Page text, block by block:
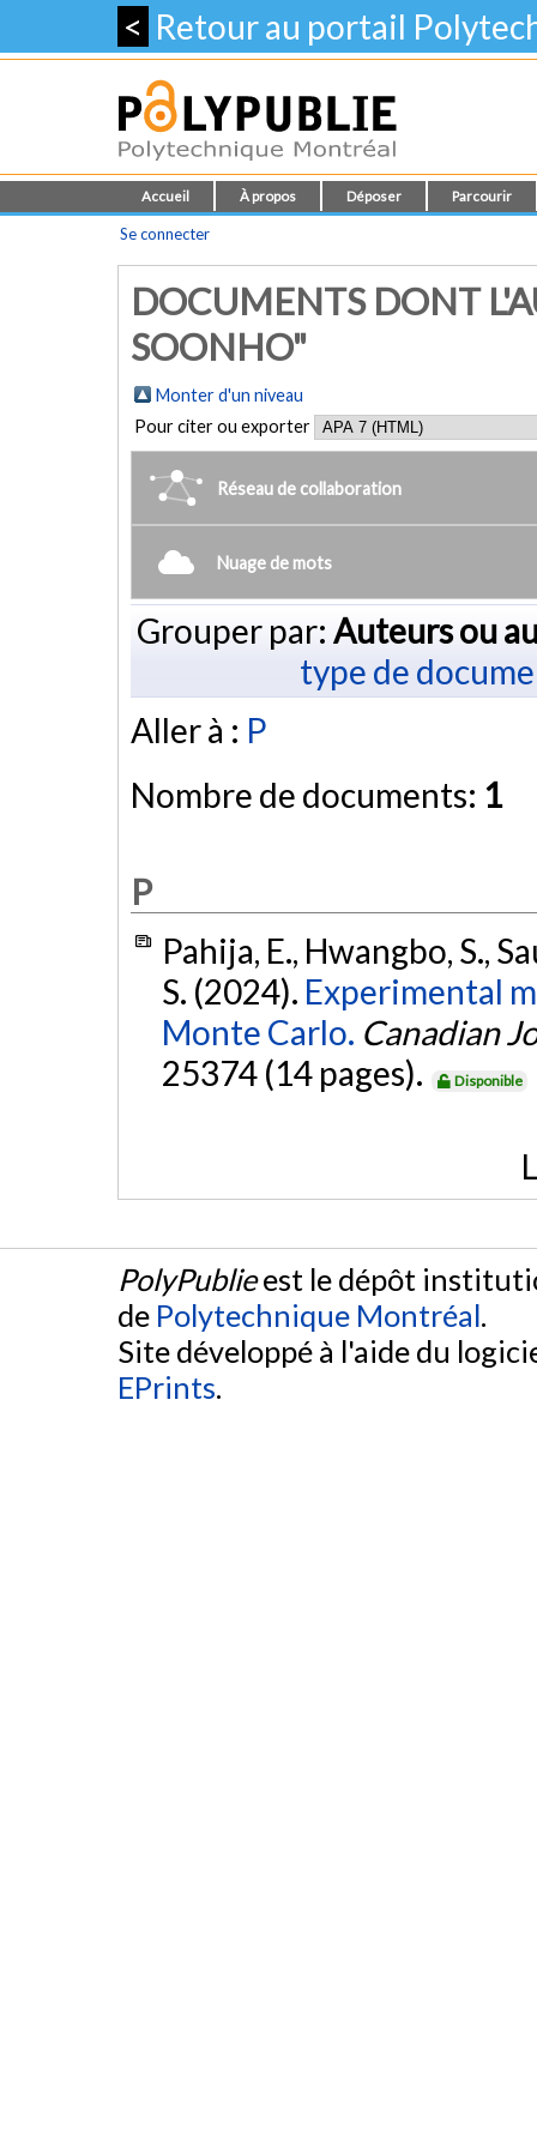
< Retour au portail
Accueil À propos Déposer Parcourir
Se connecter
DOCUMENTS DONT
SOONHO"
Monter d'un niveau
Pour citer ou exporter
Réseau de collaboration
Nuage de mots
Grouper par: Auteurs ou
type de
Aller à : P
Nombre de documents: 1
P
Pahija, E., Hwangbo, S.,
S. (2024). Experimental
Monte Carlo. Canadian
25374 (14 pages).
Disponible
PolyPublieest le dépôt
de Polytechnique Montréal.
Site développé à l'aide du
EPrints.